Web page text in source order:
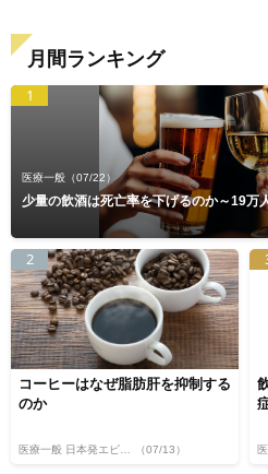
月間ランキング
1
医療一般 （07/22）
少量の飲酒は死亡率を下げるのか～19万
2
コーヒーはなぜ脂肪肝を抑制する
のか
医療一般 日本発エビデンス （07/13）